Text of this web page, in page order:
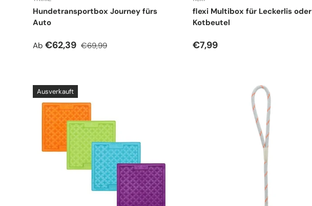
Hundetransportbox Journey fürs
Auto
Verkaufspreis
Ab €62,39 Normaler Preis
€69,99
flexi Multibox für Leckerlis oder
Kotbeutel
Normaler Preis
€7,99
Ausverkauft